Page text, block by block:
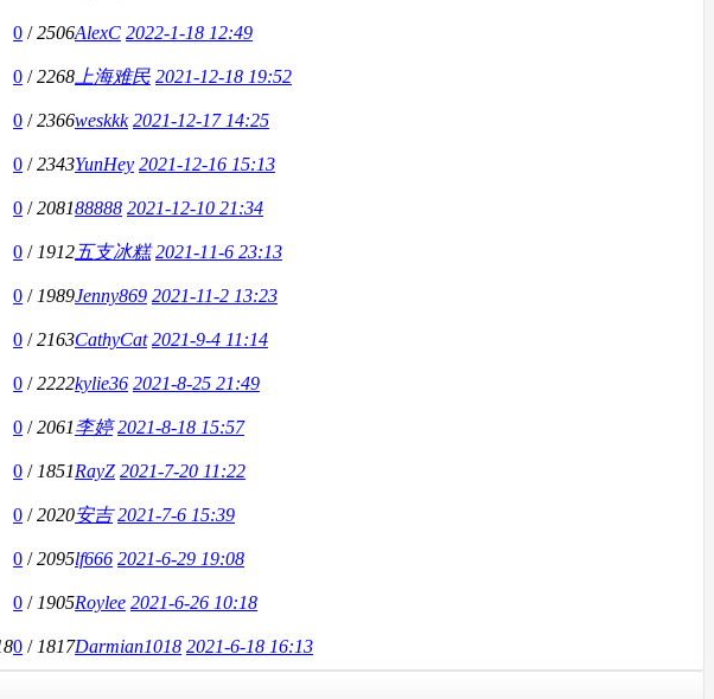
0 /2506AlexC 2022-1-18 12:49
0 /2268 上海难民 2021-12-18 19:52
0 /2366weskkk 2021-12-17 14:25
0 /2343YunHey 2021-12-16 15:13
0 /208188888 2021-12-10 21:34
0 / 1912五支冰糕 2021-11-6 23:13
0 / 1989Jenny869 2021-11-2 13:23
0 /2163CathyCat 2021-9-4 11:14
0 /2222kylie36 2021-8-25 21:49
0 /2061李婷 2021-8-18 15:57
0 / 1851RayZ 2021-7-20 11:22
0 /2020安吉 2021-7-6 15:39
0 /2095lf666 2021-6-29 19:08
0 / 1905Roylee 2021-6-26 10:18
0 / 1817Darmian1018 2021-6-18 16:13